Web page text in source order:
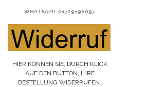
WHATSAPP: 01729196097
HIER KÖNNEN SIE, DURCH KLICK
AUF DEN BUTTON, IHRE
BESTELLUNG WIDERRUFEN.